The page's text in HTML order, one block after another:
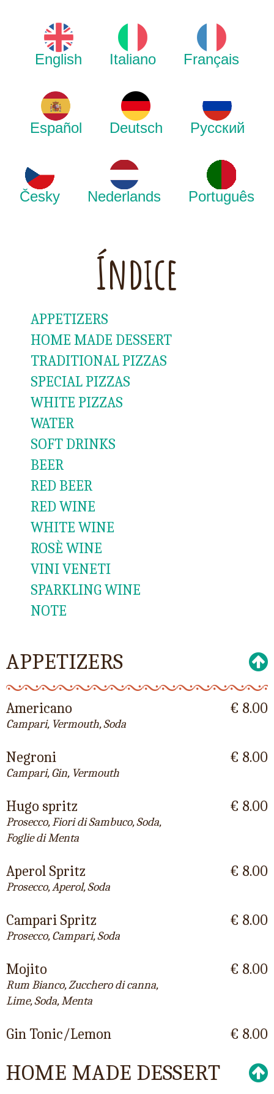
English Italiano Français
Español Deutsch Русский
Česky Nederlands Português
Índice
APPETIZERS
HOME MADE DESSERT
TRADITIONAL PIZZAS
SPECIAL PIZZAS
WHITE PIZZAS
WATER
SOFT DRINKS
BEER
RED BEER
RED WINE
WHITE WINE
ROSÈ WINE
VINI VENETI
SPARKLING WINE
NOTE
APPETIZERS
Americano
Campari, Vermouth, Soda
€ 8.00
Negroni
Campari, Gin, Vermouth
€ 8.00
Hugo spritz
Prosecco, Fiori di Sambuco, Soda,
Foglie di Menta
€ 8.00
Aperol Spritz
Prosecco, Aperol, Soda
€ 8.00
Campari Spritz
Prosecco, Campari, Soda
€ 8.00
Mojito
Rum Bianco, Zucchero di canna,
Lime, Soda, Menta
€ 8.00
Gin Tonic/Lemon € 8.00
HOME MADE DESSERT